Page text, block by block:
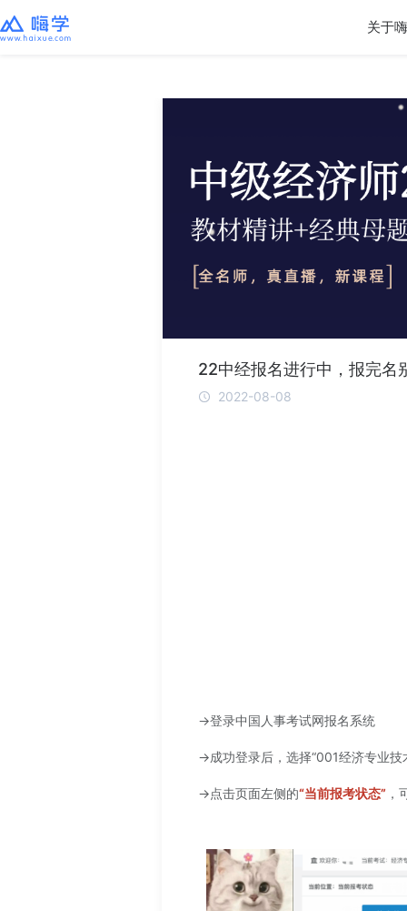
关于
22中经报名进行中，报完名
2022-08-08
→登录中国人事考试网报名系统
→成功登录后，选择“001经济专业技
→点击页面左侧的“当前报考状态” ，